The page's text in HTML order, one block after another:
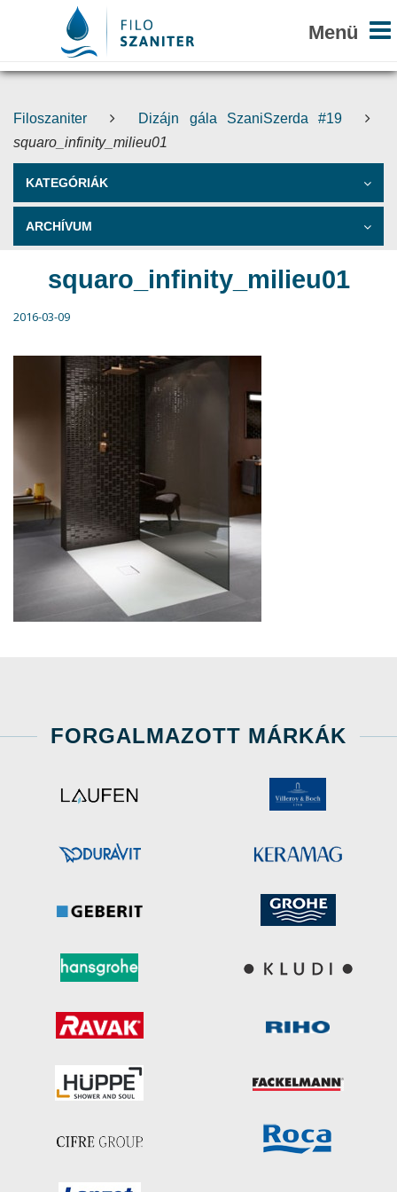
Filoszaniter
Dizájn gála SzaniSzerda #19
squaro_infinity_milieu01
KATEGÓRIÁK
ARCHÍVUM
squaro_infinity_milieu01
2016-03-09
FORGALMAZOTT MÁRKÁK